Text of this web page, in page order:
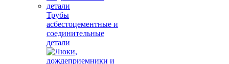
Трубы
асбестоцементные и
соединительные
детали